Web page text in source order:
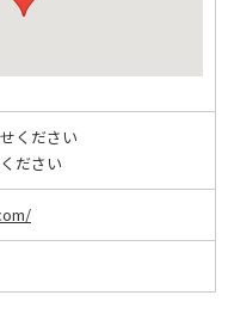
ください
ださい